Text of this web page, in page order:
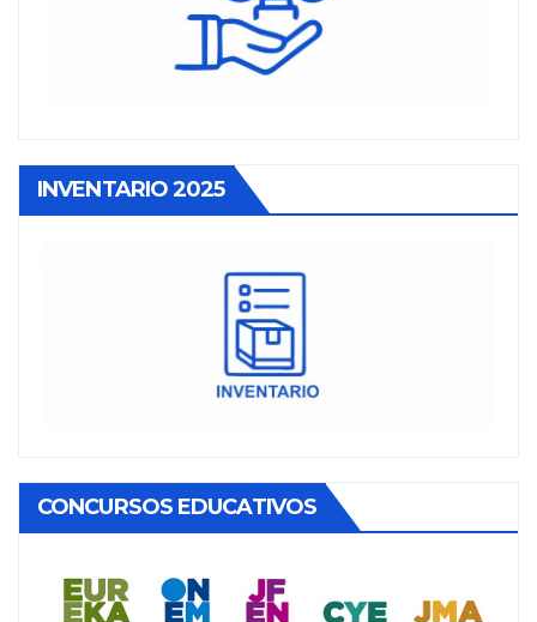
INVENTARIO 2025
CONCURSOS EDUCATIVOS